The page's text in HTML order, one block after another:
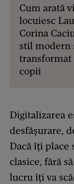
Cum arată
locuiesc
Corina
stil modern
transformat
copii
Digitalizarea
desfășurare,
Dacă îți
clasice, fără
lucru îți va